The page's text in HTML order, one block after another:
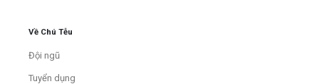
Về Chú Tễu
Đội ngũ
Tuyển dụng